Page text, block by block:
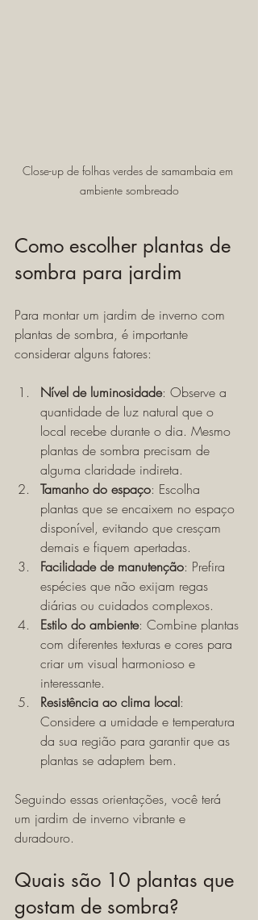
Close-up de folhas verdes de samambaia em
ambiente sombreado
Como escolher plantas de
sombra para jardim
Para montar um jardim de inverno com
plantas de sombra, é importante
considerar alguns fatores:
Nível de luminosidade: Observe a
quantidade de luz natural que o
local recebe durante o dia. Mesmo
plantas de sombra precisam de
alguma claridade indireta.
Tamanho do espaço: Escolha
plantas que se encaixem no espaço
disponível, evitando que cresçam
demais e fiquem apertadas.
Facilidade de manutenção: Prefira
espécies que não exijam regas
diárias ou cuidados complexos.
Estilo do ambiente: Combine plantas
com diferentes texturas e cores para
criar um visual harmonioso e
interessante.
Resistência ao clima local:
Considere a umidade e temperatura
da sua região para garantir que as
plantas se adaptem bem.
Seguindo essas orientações, você terá
um jardim de inverno vibrante e
duradouro.
Quais são 10 plantas que
gostam de sombra?